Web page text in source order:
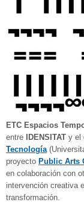
ETC Espacios
entre IDENSITAT y el
Tecnología
proyecto Public Arts
en colaboración con
intervención creativa
transformación.